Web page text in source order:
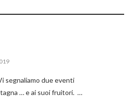
segnaliamo due eventi
… e ai suoi fruitori. …